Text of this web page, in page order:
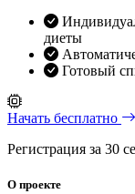
диеты
Готовый
Начать бесплатно
Регистрация за 30
О проекте